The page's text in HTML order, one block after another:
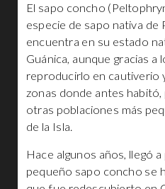
El sapo concho
especie de sapo nativa de
encuentra en su estado
Guánica, aunque gracias a
reproducirlo en cautiverio
zonas donde antes
otras poblaciones más
de la Isla.
Hace algunos años, llegó
pequeño sapo concho se